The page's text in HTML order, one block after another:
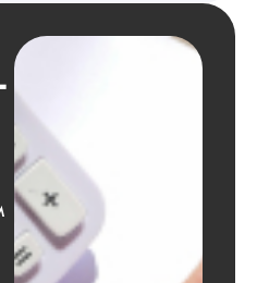
самостоятельно
подобрал
обосновал